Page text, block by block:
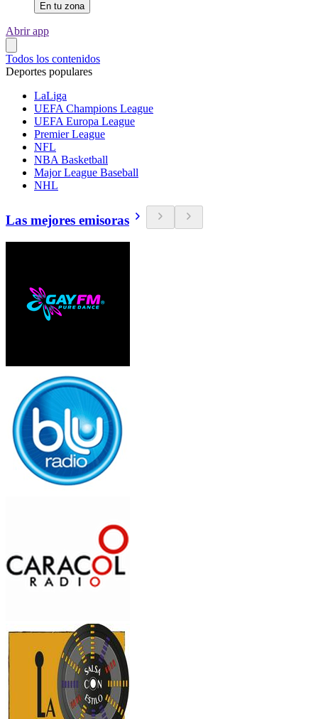
En tu zona
Abrir app
Todos los contenidos
Deportes populares
LaLiga
UEFA Champions League
UEFA Europa League
Premier League
NFL
NBA Basketball
Major League Baseball
NHL
Las mejores emisoras